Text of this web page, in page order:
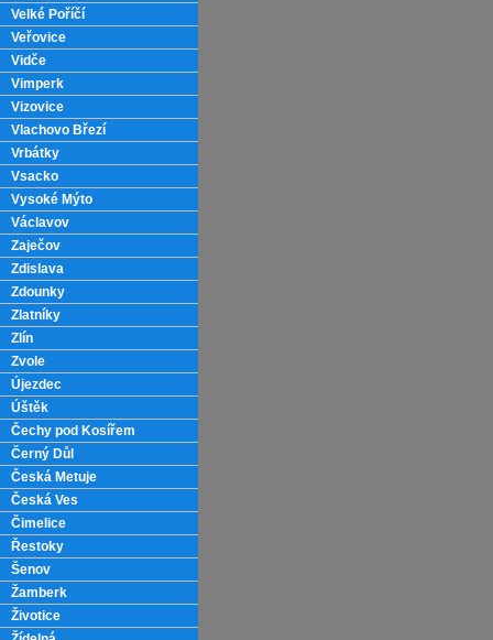
Velké Poříčí
Veřovice
Vidče
Vimperk
Vizovice
Vlachovo Březí
Vrbátky
Vsacko
Vysoké Mýto
Václavov
Zaječov
Zdislava
Zdounky
Zlatníky
Zlín
Zvole
Újezdec
Úštěk
Čechy pod Kosířem
Černý Důl
Česká Metuje
Česká Ves
Čimelice
Řestoky
Šenov
Žamberk
Životice